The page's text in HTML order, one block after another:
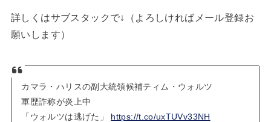
詳しくはサブスタックで↓（よろしければメール登録お
願いします）
カマラ・ハリスの副大統領候補ティム・ウォルツ
軍歴詐称が炎上中
「ウォルツは逃げた」 https://t.co/uxTUVv33NH